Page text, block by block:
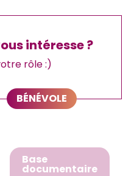
intéresse ?
rôle :)
BÉNÉVOLE
Base
documentaire